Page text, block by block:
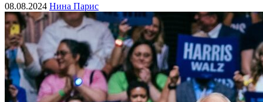
08.08.2024 Нина Парис